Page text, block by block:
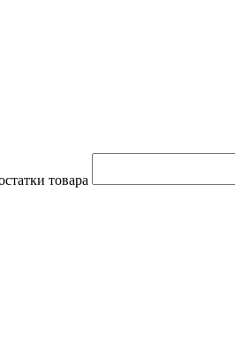
товара